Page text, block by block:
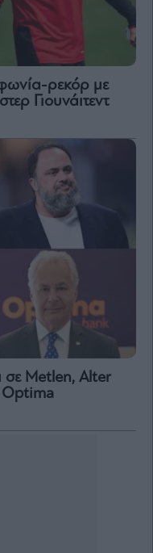
ρεκόρ με
Γιουνάιτεντ
σε Metlen, Αlter
Optima